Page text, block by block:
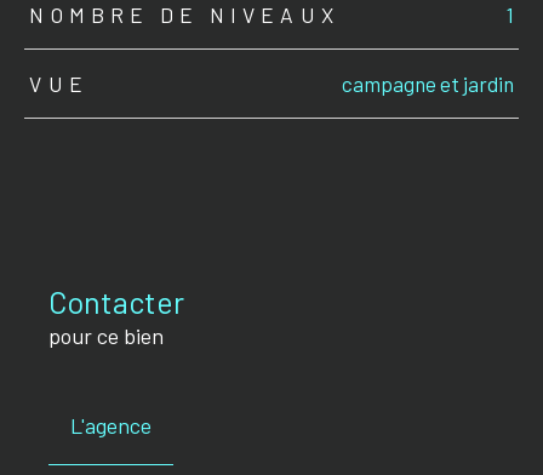
NOMBRE DE NIVEAUX 1
VUE campagne et jardin
Contacter
pour ce bien
L'agence